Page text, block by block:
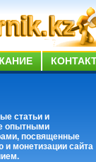
статьи и
опытными
посвященные
монетизации сайта